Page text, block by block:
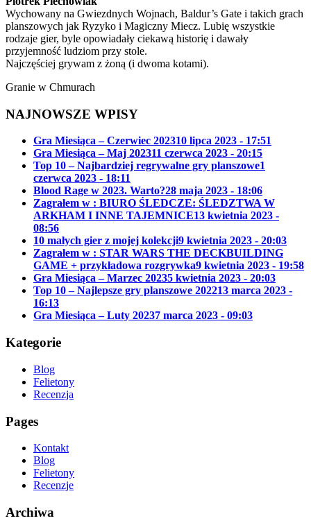
Wychowany na Gwiezdnych Wojnach, Baldur’s Gate i takich grach
planszowych jak Ryzyko i Magiczny Miecz. Lubię wszystkie
rodzaje gier, byle opowiadały ciekawą historię i dawały
przyjemność ludziom przy stole.
Najczęściej grywam z żoną (i dwoma kotami).
Granie w Chmurach
NAJNOWSZE WPISY
Gra Miesiąca – Czerwiec 202310 lipca 2023 - 17:51
Gra Miesiąca – Maj 202311 czerwca 2023 - 20:15
Top 10 – Najbardziej regrywalne gry planszowe1
czerwca 2023 - 18:11
Blood Rage w 2023. Warto?28 maja 2023 - 18:06
Zagrałem w : BIURO ŚLEDCZE: ŚLEDZTWA W
ARKHAM I INNE TAJEMNICE13 kwietnia 2023 -
08:56
10 małych gier z mojej kolekcji9 kwietnia 2023 - 20:03
Zagrałem w : STAR WARS THE DECKBUILDING
GAME + przykładowa rozgrywka9 kwietnia 2023 - 19:58
Gra Miesiąca – Marzec 20235 kwietnia 2023 - 20:03
Top 10 – Najlepsze gry planszowe 202213 marca 2023 -
16:13
Gra Miesiąca – Luty 20237 marca 2023 - 09:03
Kategorie
Blog
Felietony
Recenzja
Pages
Kontakt
Blog
Felietony
Recenzje
Archiwa